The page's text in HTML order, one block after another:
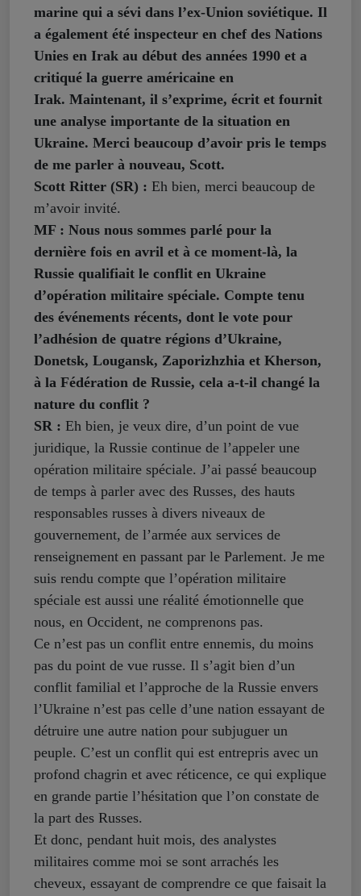
marine qui a sévi dans l’ex-Union soviétique. Il
a également été inspecteur en chef des Nations
Unies en Irak au début des années 1990 et a
critiqué la guerre américaine en
Irak. Maintenant, il s’exprime, écrit et fournit
une analyse importante de la situation en
Ukraine. Merci beaucoup d’avoir pris le temps
de me parler à nouveau, Scott.
Scott Ritter (SR) : Eh bien, merci beaucoup de
m’avoir invité.
MF : Nous nous sommes parlé pour la
dernière fois en avril et à ce moment-là, la
Russie qualifiait le conflit en Ukraine
d’opération militaire spéciale. Compte tenu
des événements récents, dont le vote pour
l’adhésion de quatre régions d’Ukraine,
Donetsk, Lougansk, Zaporizhzhia et Kherson,
à la Fédération de Russie, cela a-t-il changé la
nature du conflit ?
SR : Eh bien, je veux dire, d’un point de vue
juridique, la Russie continue de l’appeler une
opération militaire spéciale. J’ai passé beaucoup
de temps à parler avec des Russes, des hauts
responsables russes à divers niveaux de
gouvernement, de l’armée aux services de
renseignement en passant par le Parlement. Je me
suis rendu compte que l’opération militaire
spéciale est aussi une réalité émotionnelle que
nous, en Occident, ne comprenons pas.
Ce n’est pas un conflit entre ennemis, du moins
pas du point de vue russe. Il s’agit bien d’un
conflit familial et l’approche de la Russie envers
l’Ukraine n’est pas celle d’une nation essayant de
détruire une autre nation pour subjuguer un
peuple. C’est un conflit qui est entrepris avec un
profond chagrin et avec réticence, ce qui explique
en grande partie l’hésitation que l’on constate de
la part des Russes.
Et donc, pendant huit mois, des analystes
militaires comme moi se sont arrachés les
cheveux, essayant de comprendre ce que faisait la